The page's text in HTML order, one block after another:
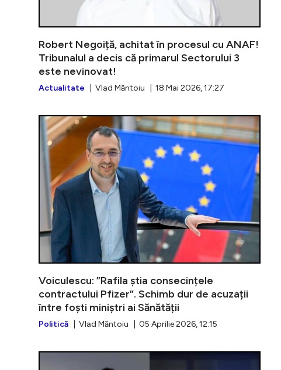
Robert Negoiță, achitat în procesul cu ANAF!
Tribunalul a decis că primarul Sectorului 3
este nevinovat!
Actualitate | Vlad Măntoiu | 18 Mai 2026, 17:27
Voiculescu: ”Rafila știa consecințele
contractului Pfizer”. Schimb dur de acuzații
între foști miniștri ai Sănătății
Politică | Vlad Măntoiu | 05 Aprilie 2026, 12:15